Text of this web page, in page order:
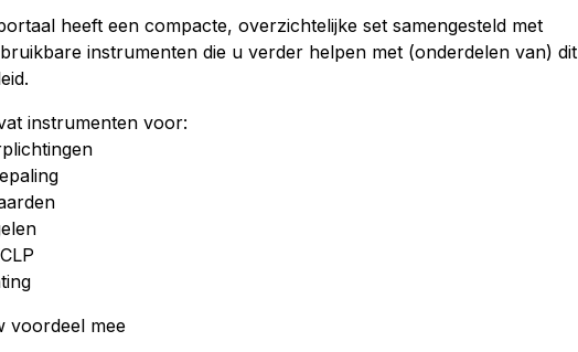
heeft een compacte, overzichtelijke set samengesteld met
instrumenten die u verder helpen met (onderdelen van) dit
instrumenten voor:
voordeel mee